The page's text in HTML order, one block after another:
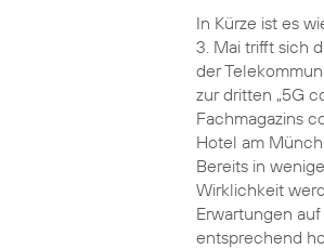
In Kürze ist es
3. Mai trifft sich
der
zur dritten „5G
Fachmagazins
Hotel am
Bereits in
Wirklichkeit
Erwartungen
entsprechend